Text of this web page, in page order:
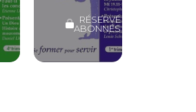
RÉSERVÉ
ABONNÉS